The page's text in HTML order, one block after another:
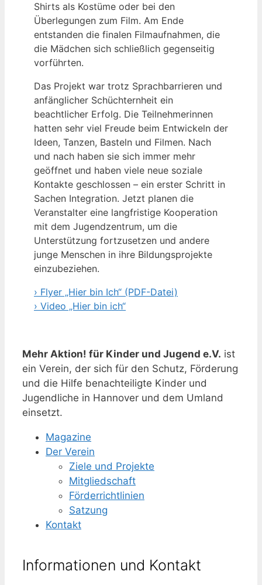
Shirts als Kostüme oder bei den
Überlegungen zum Film. Am Ende
entstanden die finalen Filmaufnahmen, die
die Mädchen sich schließlich gegenseitig
vorführten.
Das Projekt war trotz Sprachbarrieren und
anfänglicher Schüchternheit ein
beachtlicher Erfolg. Die Teilnehmerinnen
hatten sehr viel Freude beim Entwickeln der
Ideen, Tanzen, Basteln und Filmen. Nach
und nach haben sie sich immer mehr
geöffnet und haben viele neue soziale
Kontakte geschlossen – ein erster Schritt in
Sachen Integration. Jetzt planen die
Veranstalter eine langfristige Kooperation
mit dem Jugendzentrum, um die
Unterstützung fortzusetzen und andere
junge Menschen in ihre Bildungsprojekte
einzubeziehen.
› Flyer „Hier bin Ich“ (PDF-Datei)
› Video „Hier bin ich“
Mehr Aktion! für Kinder und Jugend e.V. ist
ein Verein, der sich für den Schutz, Förderung
und die Hilfe benachteiligte Kinder und
Jugendliche in Hannover und dem Umland
einsetzt.
Magazine
Der Verein
Ziele und Projekte
Mitgliedschaft
Förderrichtlinien
Satzung
Kontakt
Informationen und Kontakt